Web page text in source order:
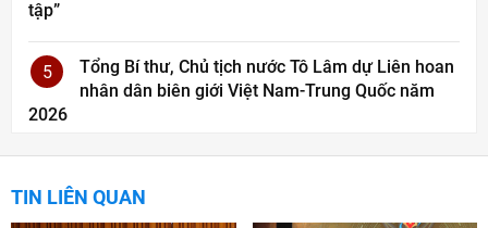
tập”
5
Tổng Bí thư, Chủ tịch nước Tô Lâm dự Liên hoan
nhân dân biên giới Việt Nam-Trung Quốc năm
2026
TIN LIÊN QUAN